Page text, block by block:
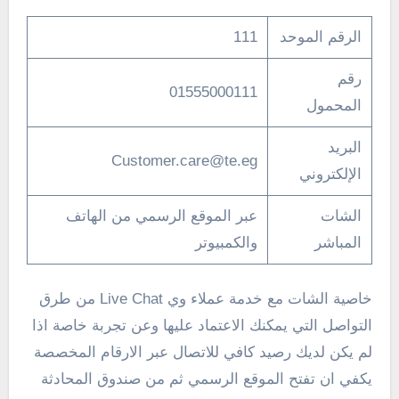
الرقم الموحد 111
رقم
المحمول
01555000111
البريد
الإلكتروني
Customer.care@te.eg
الشات
المباشر
عبر الموقع الرسمي من الهاتف
والكمبيوتر
خاصية الشات مع خدمة عملاء وي Live Chat من طرق
التواصل التي يمكنك الاعتماد عليها وعن تجربة خاصة اذا
لم يكن لديك رصيد كافي للاتصال عبر الارقام المخصصة
يكفي ان تفتح الموقع الرسمي ثم من صندوق المحادثة